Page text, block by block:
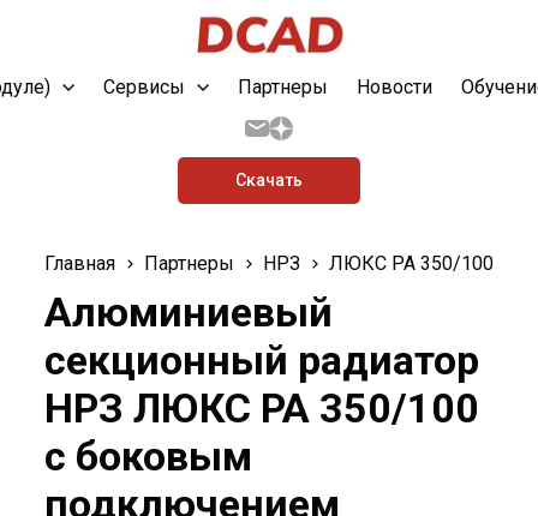
Сервисы Партнеры Новости
Скачать
Главная Партнеры НРЗ ЛЮКС РА 350/100
Алюминиевый
секционный радиатор
НРЗ ЛЮКС РА 350/100
с боковым
подключением